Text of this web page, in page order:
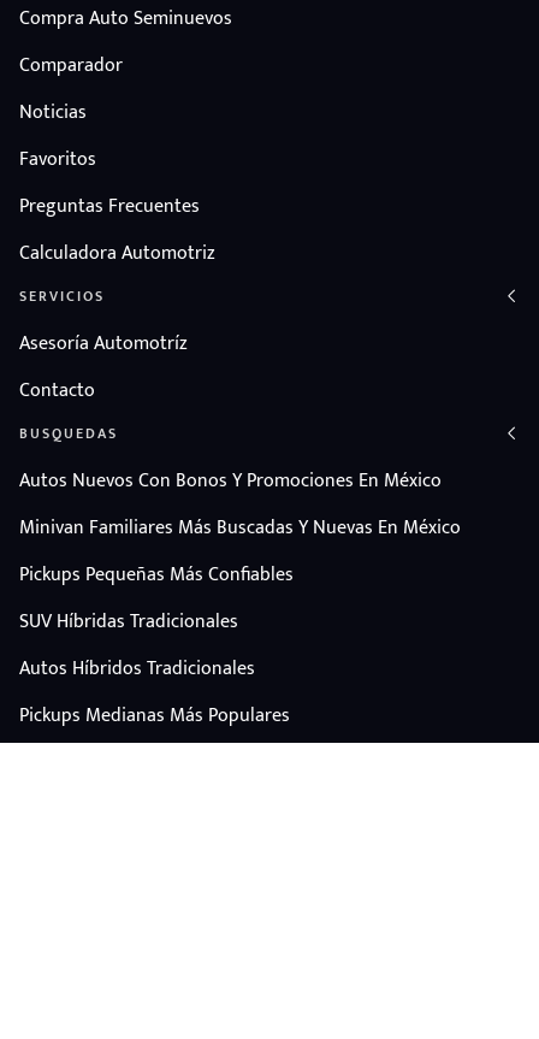
Compra Auto Seminuevos
Comparador
Noticias
Favoritos
Preguntas Frecuentes
Calculadora Automotriz
SERVICIOS
Asesoría Automotríz
Contacto
BUSQUEDAS
Autos Nuevos Con Bonos Y Promociones En México
Minivan Familiares Más Buscadas Y Nuevas En México
Pickups Pequeñas Más Confiables
SUV Híbridas Tradicionales
Autos Híbridos Tradicionales
Pickups Medianas Más Populares